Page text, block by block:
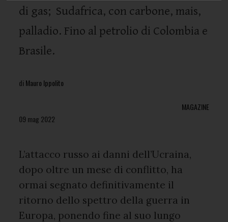
di gas; Sudafrica, con carbone, mais,
palladio. Fino al petrolio di Colombia e
Brasile.
di Mauro Ippolito
MAGAZINE
09 mag 2022
L’attacco russo ai danni dell’Ucraina,
dopo oltre un mese di conflitto, ha
ormai segnato definitivamente il
ritorno dello spettro della guerra in
Europa, ponendo fine al suo lungo